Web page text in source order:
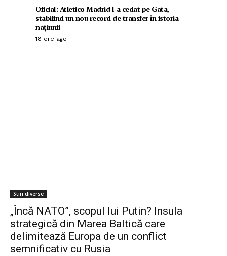
Oficial: Atletico Madrid l-a cedat pe Gata,
stabilind un nou record de transfer în istoria
națiunii
18 ore ago
Stiri diverse
„Încă NATO”, scopul lui Putin? Insula
strategică din Marea Baltică care
delimitează Europa de un conflict
semnificativ cu Rusia